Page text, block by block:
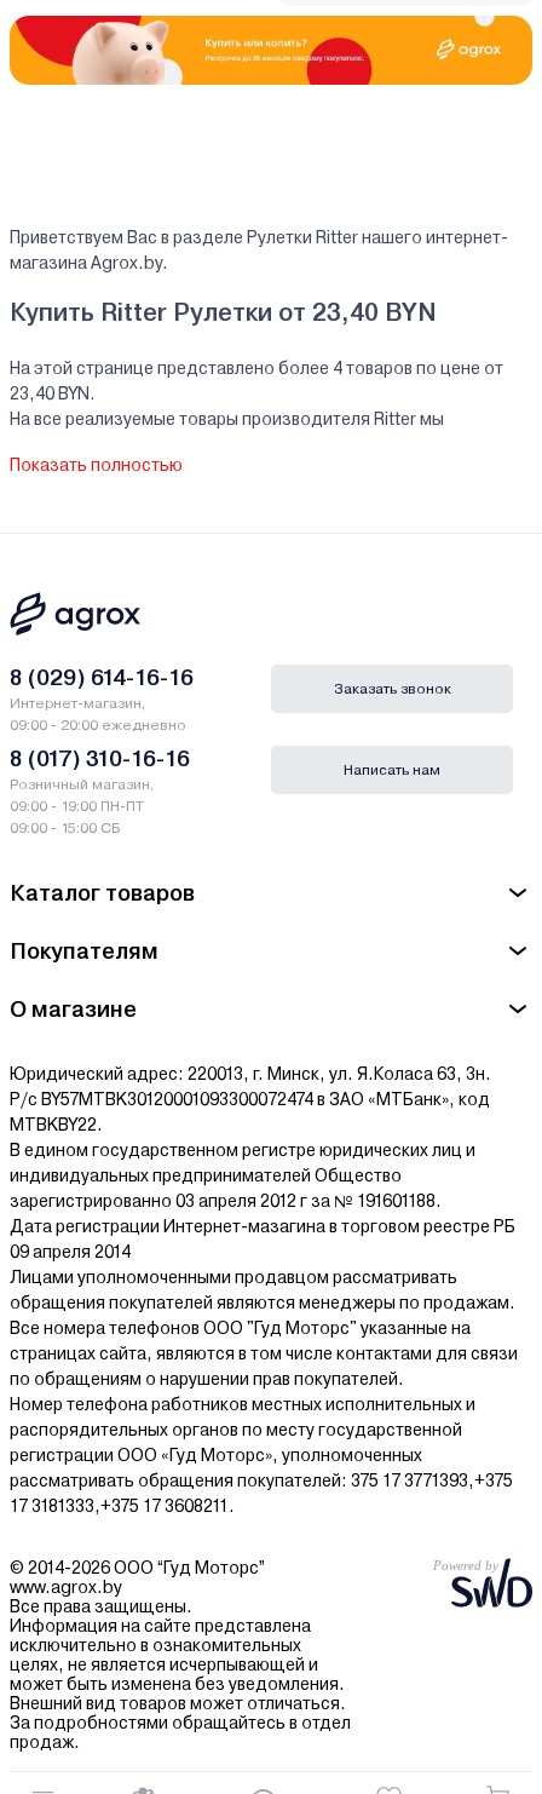
Приветствуем Вас в разделе Рулетки Ritter нашего интернет-
магазина Agrox.by.
Купить Ritter Рулетки от 23,40 BYN
На этой странице представлено более 4 товаров по цене от
23,40 BYN.
На все реализуемые товары производителя Ritter мы
рассрочку и лизинг - у нас только самые выгодные условия от
ведущих банков Беларуси.
Гарантии и сервис - Рулетки Ritter
Производитель Ritter - Мьюзика Нова АГ, Nova Ag, Шутценматт
штрасе, 14-16, 8180 Булах, Швейцария / Musica Nova Ag,
Schutzenmatt Straße 14-16, 8180 Bulach, Switzerland
Сервисный центр Ritter - ООО "ХартГруппСервис", Минская
здесь.
Показать полностью
Каталог товаров
Покупателям
О магазине
Юридический адрес: 220013, г. Минск, ул. Я.Коласа 63, 3н.
Р/с BY57MTBK30120001093300072474 в ЗАО «МТБанк», код
MTBKBY22.
В едином государственном регистре юридических лиц и
индивидуальных предпринимателей Общество
зарегистрированно 03 апреля 2012 г за № 191601188.
Дата регистрации Интернет-мазагина в торговом реестре РБ
09 апреля 2014
Лицами уполномоченными продавцом рассматривать
обращения покупателей являются менеджеры по продажам.
Все номера телефонов ООО "Гуд Моторс" указанные на
страницах сайта, являются в том числе контактами для связи
по обращениям о нарушении прав покупателей.
Номер телефона работников местных исполнительных и
распорядительных органов по месту государственной
регистрации ООО «Гуд Моторс», уполномоченных
рассматривать обращения покупателей: 375 17 3771393,+375
17 3181333,+375 17 3608211.
8 (029) 614-16-16
Интернет-магазин,
09:00 - 20:00 ежедневно
8 (017) 310-16-16
Розничный магазин,
09:00 - 19:00 ПН-ПТ
09:00 - 15:00 СБ
Заказать звонок
Написать нам
© 2014-2026 ООО “Гуд Моторс”
www.agrox.by
Все права защищены.
Информация на сайте представлена
исключительно в ознакомительных
целях, не является исчерпывающей и
может быть изменена без уведомления.
Внешний вид товаров может отличаться.
За подробностями обращайтесь в отдел
продаж.